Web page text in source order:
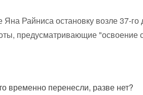
Яна Райниса остановку возле 37-
предусматривающие "освоение
временно перенесли, разве нет?